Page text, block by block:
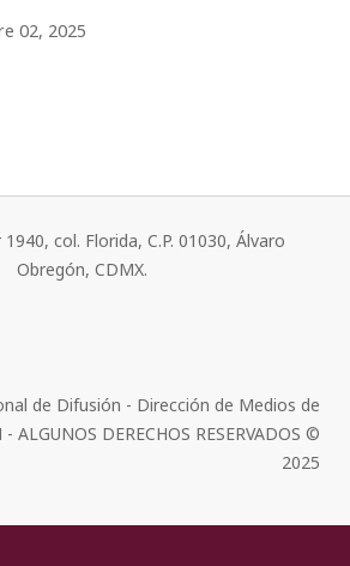
02, 2025
col. Florida, C.P. 01030, Álvaro
Obregón, CDMX.
de Difusión - Dirección de Medios de
DERECHOS RESERVADOS ©
2025